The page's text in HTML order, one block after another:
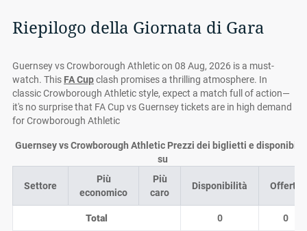
Riepilogo della Giornata di Gara
Guernsey vs Crowborough Athletic on 08 Aug, 2026 is a must-
watch. This FA Cupclash promises a thrilling atmosphere. In
classic Crowborough Athletic style, expect a match full of action—
it's no surprise that FA Cup vs Guernsey tickets are in high demand
for Crowborough Athletic
Settore
Più
economico
Più
caro
Disponibilità Offerte
Total 0 0
Guernsey vs Crowborough Athletic Prezzi dei biglietti e
su